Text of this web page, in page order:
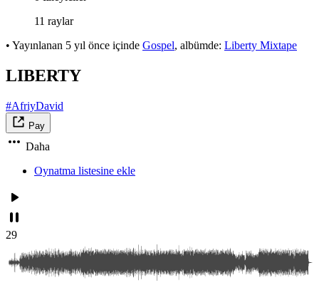
11 raylar
• Yayınlanan 5 yıl önce içinde Gospel, albümde: Liberty Mixtape
LIBERTY
#AfriyDavid
Pay
Daha
Oynatma listesine ekle
29